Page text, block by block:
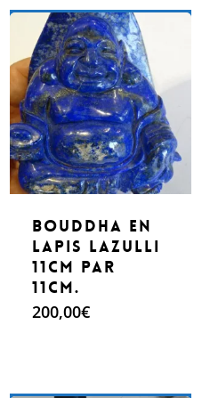
Make An Offer
Bouddha en
lapis Lazulli
11cm par
11cm.
200,00€